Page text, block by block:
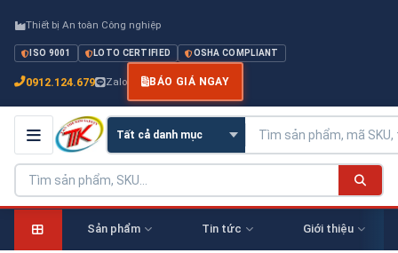
Thiết bị An toàn Công nghiệp
ISO 9001 LOTO CERTIFIED OSHA COMPLIANT
0912.124.679 Zalo BÁO GIÁ NGAY
Sản phẩm Tin tức Giới thiệu